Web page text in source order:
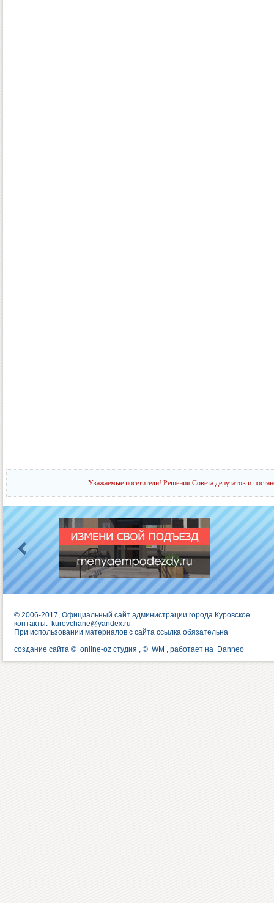
Уважаемые посетители! Решения Совета депутатов и
© 2006-2017, Официальный сайт администрации города Куровское
контакты: kurovchane@yandex.ru
При использовании материалов с сайта ссылка обязательна
создание сайта © online-oz студия , © WM , работает на Danneo